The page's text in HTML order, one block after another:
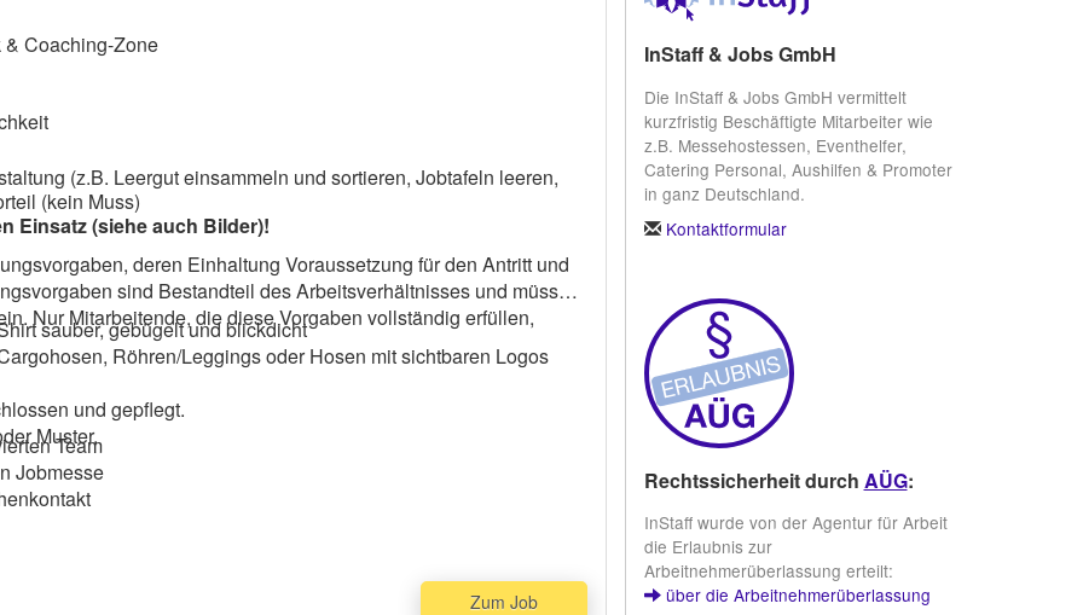
Coaching-Zone
(z.B. Leergut einsammeln und sortieren, Jobtafeln leeren,
(kein Muss)
Einsatz (siehe auch Bilder)!
deren Einhaltung Voraussetzung für den Antritt und
sind Bestandteil des Arbeitsverhältnisses und müssen
Nur Mitarbeitende, die diese Vorgaben vollständig erfüllen,
sauber, gebügelt und blickdicht
Röhren/Leggings oder Hosen mit sichtbaren Logos
und gepflegt.
Muster.
Team
Jobmesse
Zum Job
InStaff & Jobs GmbH
Die InStaff & Jobs GmbH vermittelt
kurzfristig Beschäftigte Mitarbeiter wie
z.B. Messehostessen, Eventhelfer,
Catering Personal, Aushilfen & Promoter
in ganz Deutschland.
Kontaktformular
Rechtssicherheit durch AÜG:
InStaff wurde von der Agentur für Arbeit
die Erlaubnis zur
Arbeitnehmerüberlassung erteilt:
über die Arbeitnehmerüberlassung